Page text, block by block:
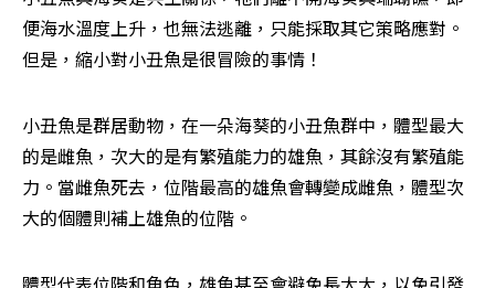
便海水溫度上升，也無法逃離，只能採取其它策略應對。
但是，縮小對小丑魚是很冒險的事情！
小丑魚是群居動物，在一朵海葵的小丑魚群中，體型最大
的是雌魚，次大的是有繁殖能力的雄魚，其餘沒有繁殖能
力。當雌魚死去，位階最高的雄魚會轉變成雌魚，體型次
大的個體則補上雄魚的位階。